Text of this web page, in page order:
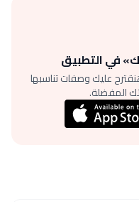
في التطبيق
عليك وصفات تناسبها
المفضلة.